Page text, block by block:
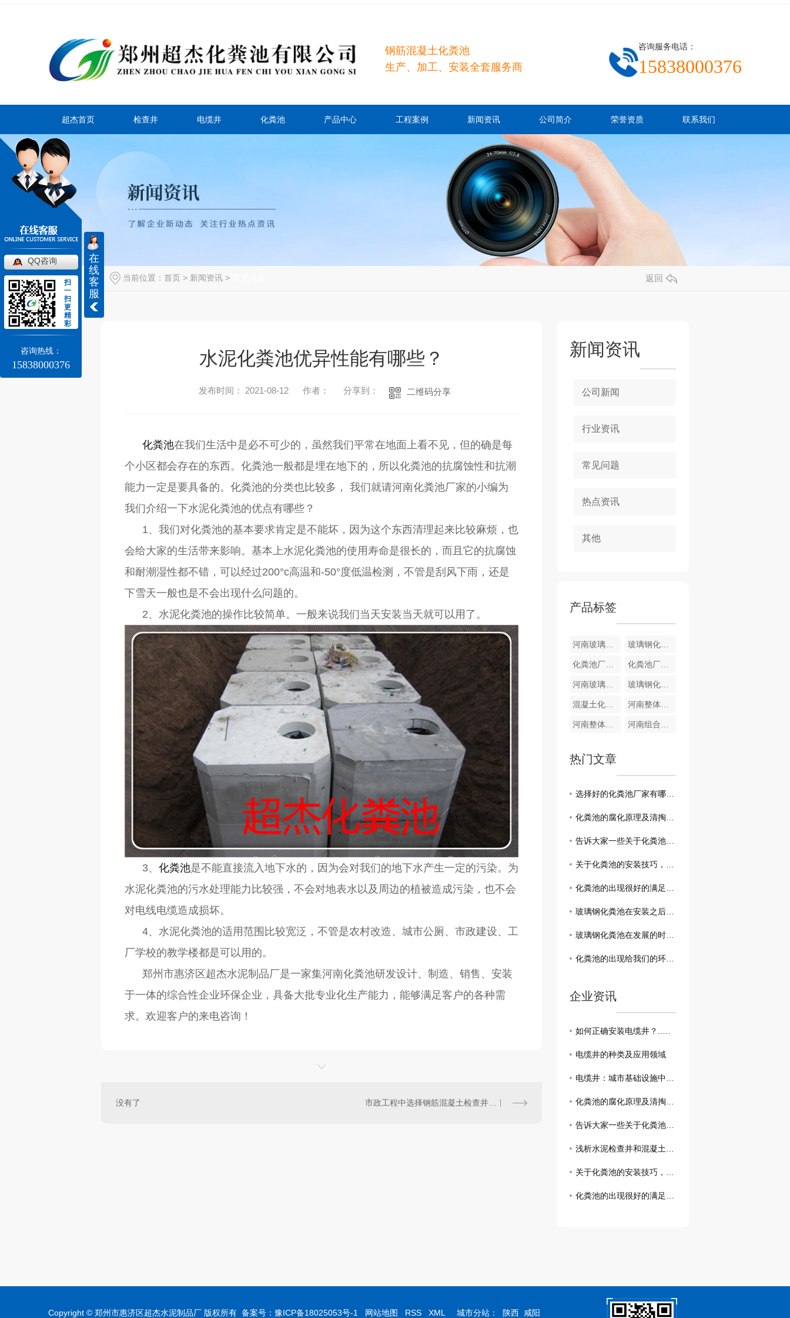
钢筋混凝土化粪池
生产、加工、安装全套服务商
咨询服务电话：
15838000376
超杰首页 检查井 电缆井 化粪池 产品中心 工程案例 新闻资讯 公司简介 荣誉资质 联系我们
当前位置： 首页 > 新闻资讯 > 返回
水泥化粪池优异性能有哪些？
发布时间： 2021-08-12 作者： 分享到： 二维码分享
化粪池在我们生活中是必不可少的，虽然我们平常在地面上看不见，但的确是每
个小区都会存在的东西。化粪池一般都是埋在地下的，所以化粪池的抗腐蚀性和抗潮
能力一定是要具备的。化粪池的分类也比较多， 我们就请河南化粪池厂家的小编为
我们介绍一下水泥化粪池的优点有哪些？
1、我们对化粪池的基本要求肯定是不能坏，因为这个东西清理起来比较麻烦，也
会给大家的生活带来影响。基本上水泥化粪池的使用寿命是很长的，而且它的抗腐蚀
和耐潮湿性都不错，可以经过200°c高温和-50°度低温检测，不管是刮风下雨，还是
下雪天一般也是不会出现什么问题的。
2、水泥化粪池的操作比较简单。一般来说我们当天安装当天就可以用了。
3、 化粪池是不能直接流入地下水的，因为会对我们的地下水产生一定的污染。为
水泥化粪池的污水处理能力比较强，不会对地表水以及周边的植被造成污染，也不会
对电线电缆造成损坏。
4、水泥化粪池的适用范围比较宽泛，不管是农村改造、城市公厕、市政建设、工
厂学校的教学楼都是可以用的。
郑州市惠济区超杰水泥制品厂是一家集河南化粪池研发设计、制造、销售、安装
于一体的综合性企业环保企业，具备大批专业化生产能力，能够满足客户的各种需
求。欢迎客户的来电咨询！
没有了 市政工程中选择钢筋混凝土检查井盖好在哪里？
新闻资讯
公司新闻
行业资讯
常见问题
热点资讯
其他
产品标签
河南玻璃钢化粪池 玻璃钢化粪池
化粪池厂家销售批发 化粪池厂家销售
河南玻璃钢化粪池厂家 玻璃钢化粪池
混凝土化粪池 河南整体化粪池厂家
河南整体化粪池 河南组合式化粪池销售
热门文章
选择好的化粪池厂家有哪些好处？进来了解一下！！！
化粪池的腐化原理及清掏流程了解一下吧！
告诉大家一些关于化粪池的的相关知识和清理方法
关于化粪池的安装技巧，你可以通过这几点来了解
化粪池的出现很好的满足了我们的日常需求
玻璃钢化粪池在安装之后可以直接进行使用吗？
玻璃钢化粪池在发展的时候呈现哪些趋势呢
化粪池的出现给我们的环境带来了哪些好处呢
企业资讯
如何正确安装电缆井？..教你一步到位
电缆井的种类及应用领域
电缆井：城市基础设施中的重要组成部分
化粪池的腐化原理及清掏流程了解一下吧！
告诉大家一些关于化粪池的的相关知识和清理方法
浅析水泥检查井和混凝土检查井施工中需要注意的事项
关于化粪池的安装技巧，你可以通过这几点来了解
化粪池的出现很好的满足了我们的日常需求
Copyright © 郑州市惠济区超杰水泥制品厂 版权所有 备案号： 豫ICP备18025053号-1 网站地图 RSS XML城市分站： 陕西 咸阳
在
线
客
服
QQ咨询
扫
一
扫
更
精
彩
咨询热线：
15838000376